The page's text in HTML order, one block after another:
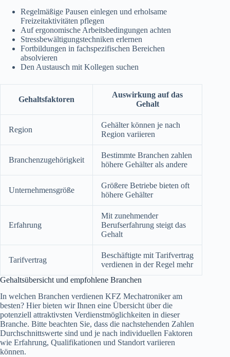
Regelmäßige Pausen einlegen und erholsame
Freizeitaktivitäten pflegen
Auf ergonomische Arbeitsbedingungen achten
Stressbewältigungstechniken erlernen
Fortbildungen in fachspezifischen Bereichen
absolvieren
Den Austausch mit Kollegen suchen
Gehaltsfaktoren
Auswirkung auf das
Gehalt
Region
Gehälter können je nach
Region variieren
Branchenzugehörigkeit
Bestimmte Branchen zahlen
höhere Gehälter als andere
Unternehmensgröße
Größere Betriebe bieten oft
höhere Gehälter
Erfahrung
Mit zunehmender
Berufserfahrung steigt das
Gehalt
Tarifvertrag
Beschäftigte mit Tarifvertrag
verdienen in der Regel mehr
Gehaltsübersicht und empfohlene Branchen
In welchen Branchen verdienen KFZ Mechatroniker am
besten? Hier bieten wir Ihnen eine Übersicht über die
potenziell attraktivsten Verdienstmöglichkeiten in dieser
Branche. Bitte beachten Sie, dass die nachstehenden Zahlen
Durchschnittswerte sind und je nach individuellen Faktoren
wie Erfahrung, Qualifikationen und Standort variieren
können.